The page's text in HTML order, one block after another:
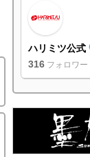
ハリミツ公式
316 フォロワー